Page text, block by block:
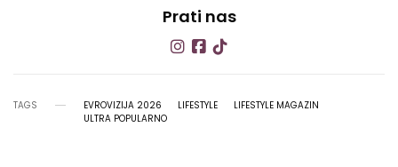
Prati nas
TAGS EVROVIZIJA 2026 LIFESTYLE
LIFESTYLE MAGAZIN
ULTRA POPULARNO